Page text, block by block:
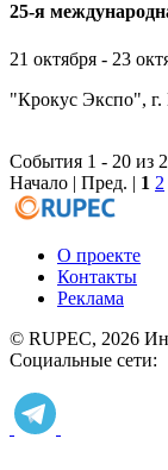
25-я
21 октября - 23
"Крокус Экспо", г.
События 1 - 20 из
Начало | Пред. | 1 2
О проекте
Контакты
Реклама
© RUPEC, 2026
Социальные сети: